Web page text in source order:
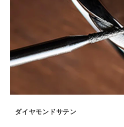
ダイヤモンドサテン